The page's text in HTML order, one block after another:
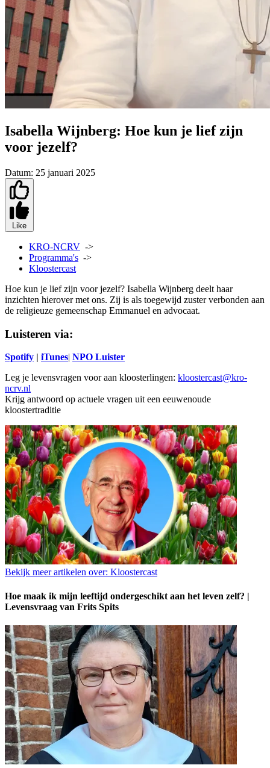
Isabella Wijnberg: Hoe kun je lief zijn
voor jezelf?
Datum: 25 januari 2025
Like
KRO-NCRV ->
Programma's ->
Kloostercast
Hoe kun je lief zijn voor jezelf? Isabella Wijnberg deelt haar
inzichten hierover met ons. Zij is als toegewijd zuster verbonden aan
de religieuze gemeenschap Emmanuel en advocaat.
Luisteren via:
Spotify | iTunes| NPO Luister
Leg je levensvragen voor aan kloosterlingen: kloostercast@kro-
ncrv.nl
Krijg antwoord op actuele vragen uit een eeuwenoude
kloostertraditie
Bekijk meer artikelen over: Kloostercast
Hoe maak ik mijn leeftijd ondergeschikt aan het leven zelf? |
Levensvraag van Frits Spits